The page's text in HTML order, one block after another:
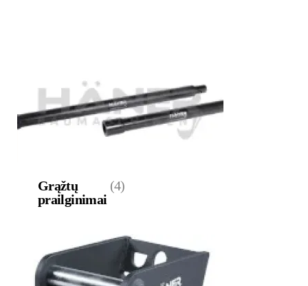
Grąžtų
prailginimai
(4)